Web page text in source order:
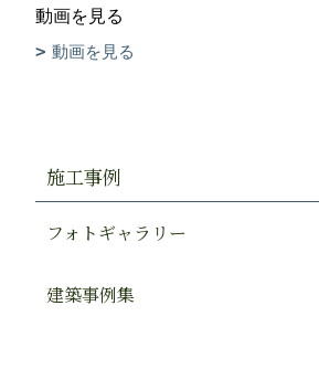
動画を見る
動画を見る
施工事例
フォトギャラリー
建築事例集